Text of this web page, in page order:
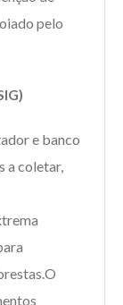
pelo
e banco
a coletar,